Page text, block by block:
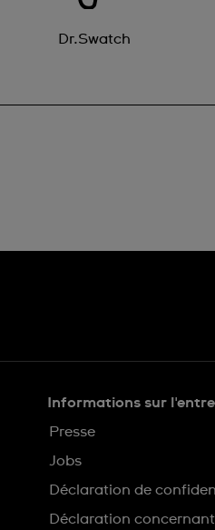
Dr.Swatch
Informations sur
Presse
Jobs
Déclaration de
Déclaration